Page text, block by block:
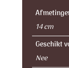
14 cm
Geschikt
Nee